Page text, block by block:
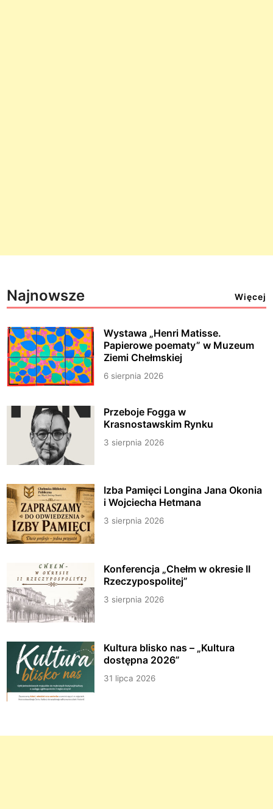
Najnowsze Więcej
Wystawa „Henri Matisse.
Papierowe poematy” w Muzeum
Ziemi Chełmskiej
6 sierpnia 2026
Przeboje Fogga w
Krasnostawskim Rynku
3 sierpnia 2026
Izba Pamięci Longina Jana Okonia
i Wojciecha Hetmana
3 sierpnia 2026
Konferencja „Chełm w okresie II
Rzeczypospolitej”
3 sierpnia 2026
Kultura blisko nas – „Kultura
dostępna 2026”
31 lipca 2026